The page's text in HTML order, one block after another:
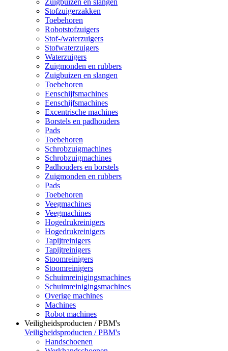
Stofzuigerzakken
Toebehoren
Robotstofzuigers
Stof-/waterzuigers
Stofwaterzuigers
Waterzuigers
Zuigmonden en rubbers
Zuigbuizen en slangen
Toebehoren
Eenschijfsmachines
Eenschijfsmachines
Excentrische machines
Borstels en padhouders
Pads
Toebehoren
Schrobzuigmachines
Schrobzuigmachines
Padhouders en borstels
Zuigmonden en rubbers
Pads
Toebehoren
Veegmachines
Veegmachines
Hogedrukreinigers
Hogedrukreinigers
Tapijtreinigers
Tapijtreinigers
Stoomreinigers
Stoomreinigers
Schuimreinigingsmachines
Schuimreinigingsmachines
Overige machines
Machines
Robot machines
Veiligheidsproducten / PBM's
Veiligheidsproducten / PBM's
Handschoenen